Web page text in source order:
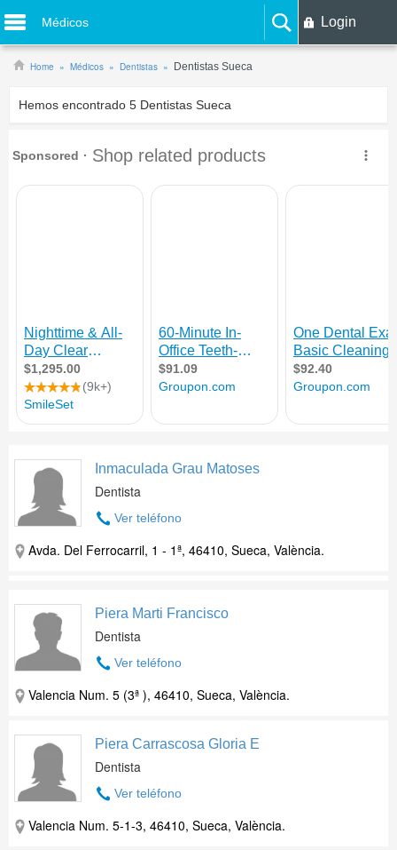
Médicos Login
Home Médicos Dentistas Dentistas Sueca
Hemos encontrado 5 Dentistas Sueca
Inmaculada Grau Matoses
Dentista
Ver teléfono
Avda. Del Ferrocarril, 1 - 1ª, 46410, Sueca, València.
Piera Marti Francisco
Dentista
Ver teléfono
Valencia Num. 5 (3ª ), 46410, Sueca, València.
Piera Carrascosa Gloria E
Dentista
Ver teléfono
Valencia Num. 5-1-3, 46410, Sueca, València.